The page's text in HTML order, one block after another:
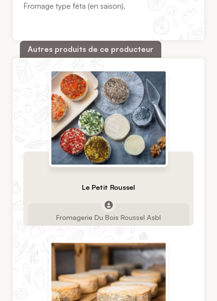
Fromage type féta (en saison).
Autres produits de ce producteur
Le Petit Roussel
Fromagerie Du Bois Roussel Asbl